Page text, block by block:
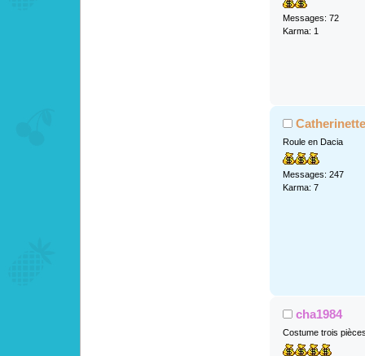
Messages: 72
Karma: 1
Roule en Dacia
Messages: 247
Karma: 7
cha1984
Costume trois